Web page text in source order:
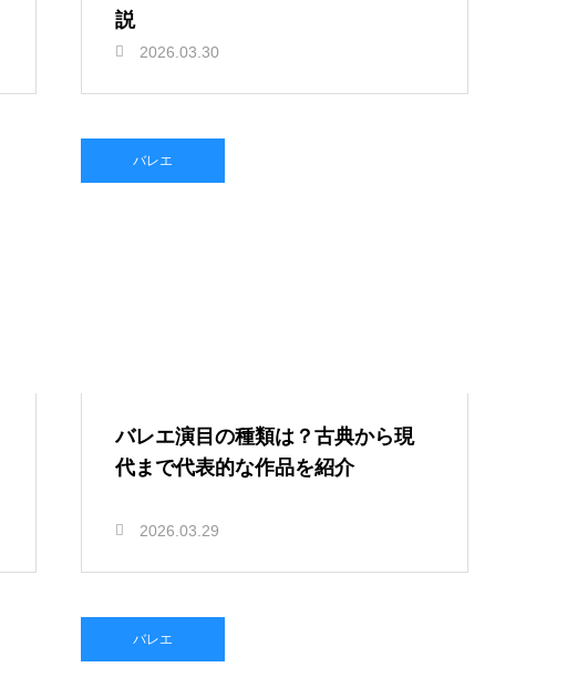
説
2026.03.30
バレエ
バレエ演目の種類は？古典から現
代まで代表的な作品を紹介
2026.03.29
バレエ